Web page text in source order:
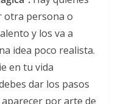
otra persona o
y los va a
idea poco realista.
en tu vida
dar los pasos
por arte de